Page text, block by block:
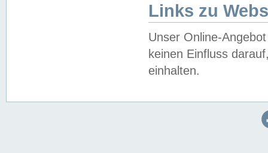
Links zu
Unser Online-
keinen Einfluss
einhalten.